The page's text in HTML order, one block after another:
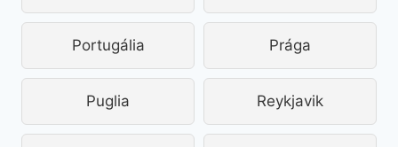
Portugália Prága
Puglia Reykjavik